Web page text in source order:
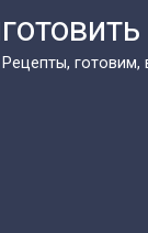
Рецепты, готовим,